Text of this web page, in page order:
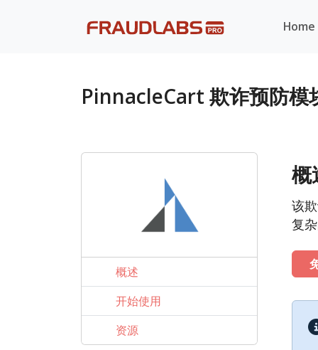
Home
PinnacleCart 欺诈预防模
概述
开始使用
资源
概
该
复